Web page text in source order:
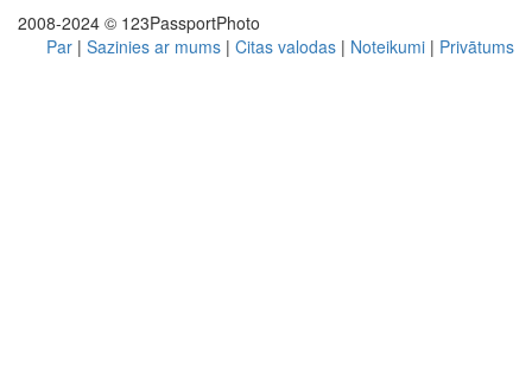
2008-2024 © 123PassportPhoto
Par | Sazinies ar mums | Citas valodas | Noteikumi | Privātums